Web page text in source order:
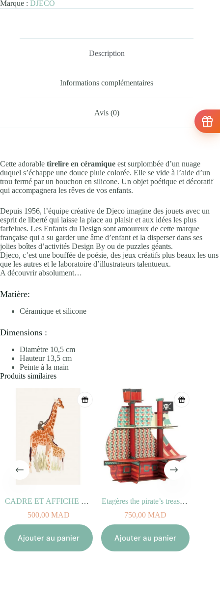
Marque : DJECO
Description
Informations complémentaires
Avis (0)
Cette adorable tirelire en céramique est surplombée d’un nuage
duquel s’échappe une douce pluie colorée. Elle se vide à l’aide d’un
trou fermé par un bouchon en silicone. Un objet poétique et décoratif
qui accompagnera les rêves de vos enfants.
Depuis 1956, l’équipe créative de Djeco imagine des jouets avec un
esprit de liberté qui laisse la place au plaisir et aux idées les plus
farfelues. Les Enfants du Design sont amoureux de cette marque
française qui a su garder une âme d’enfant et la disperser dans ses
jolies boîtes d’activités Design By ou de puzzles géants.
Djeco, c’est une bouffée de poésie, des jeux créatifs plus beaux les uns
que les autres et le laboratoire d’illustrateurs talentueux.
A découvrir absolument…
Matière:
Céramique et silicone
Dimensions :
Diamètre 10,5 cm
Hauteur 13,5 cm
Peinte à la main
Produits similaires
CADRE ET AFFICHE – GIRAFES / 60×40 cm
500,00MAD
Ajouter au panier
Etagères the pirate’s treasure
750,00MAD
Ajouter au panier